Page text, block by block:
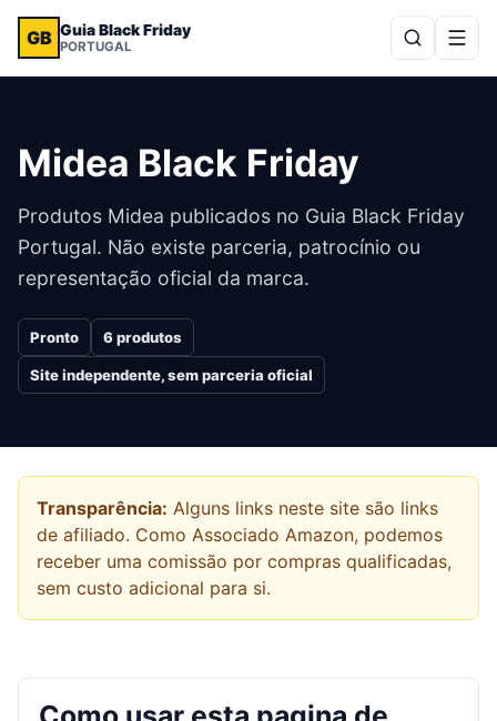
GB Guia Black Friday
PORTUGAL
Midea Black Friday
Produtos Midea publicados no Guia Black Friday
Portugal. Não existe parceria, patrocínio ou
representação oficial da marca.
Pronto 6produtos
Site independente, sem parceria oficial
Transparência: Alguns links neste site são links
de afiliado. Como Associado Amazon, podemos
receber uma comissão por compras qualificadas,
sem custo adicional para si.